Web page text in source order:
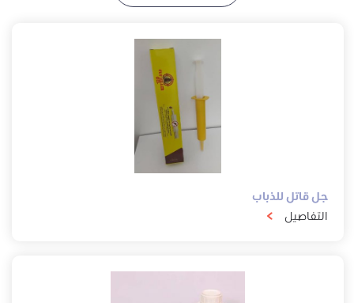
جل قاتل للذباب
التفاصيل